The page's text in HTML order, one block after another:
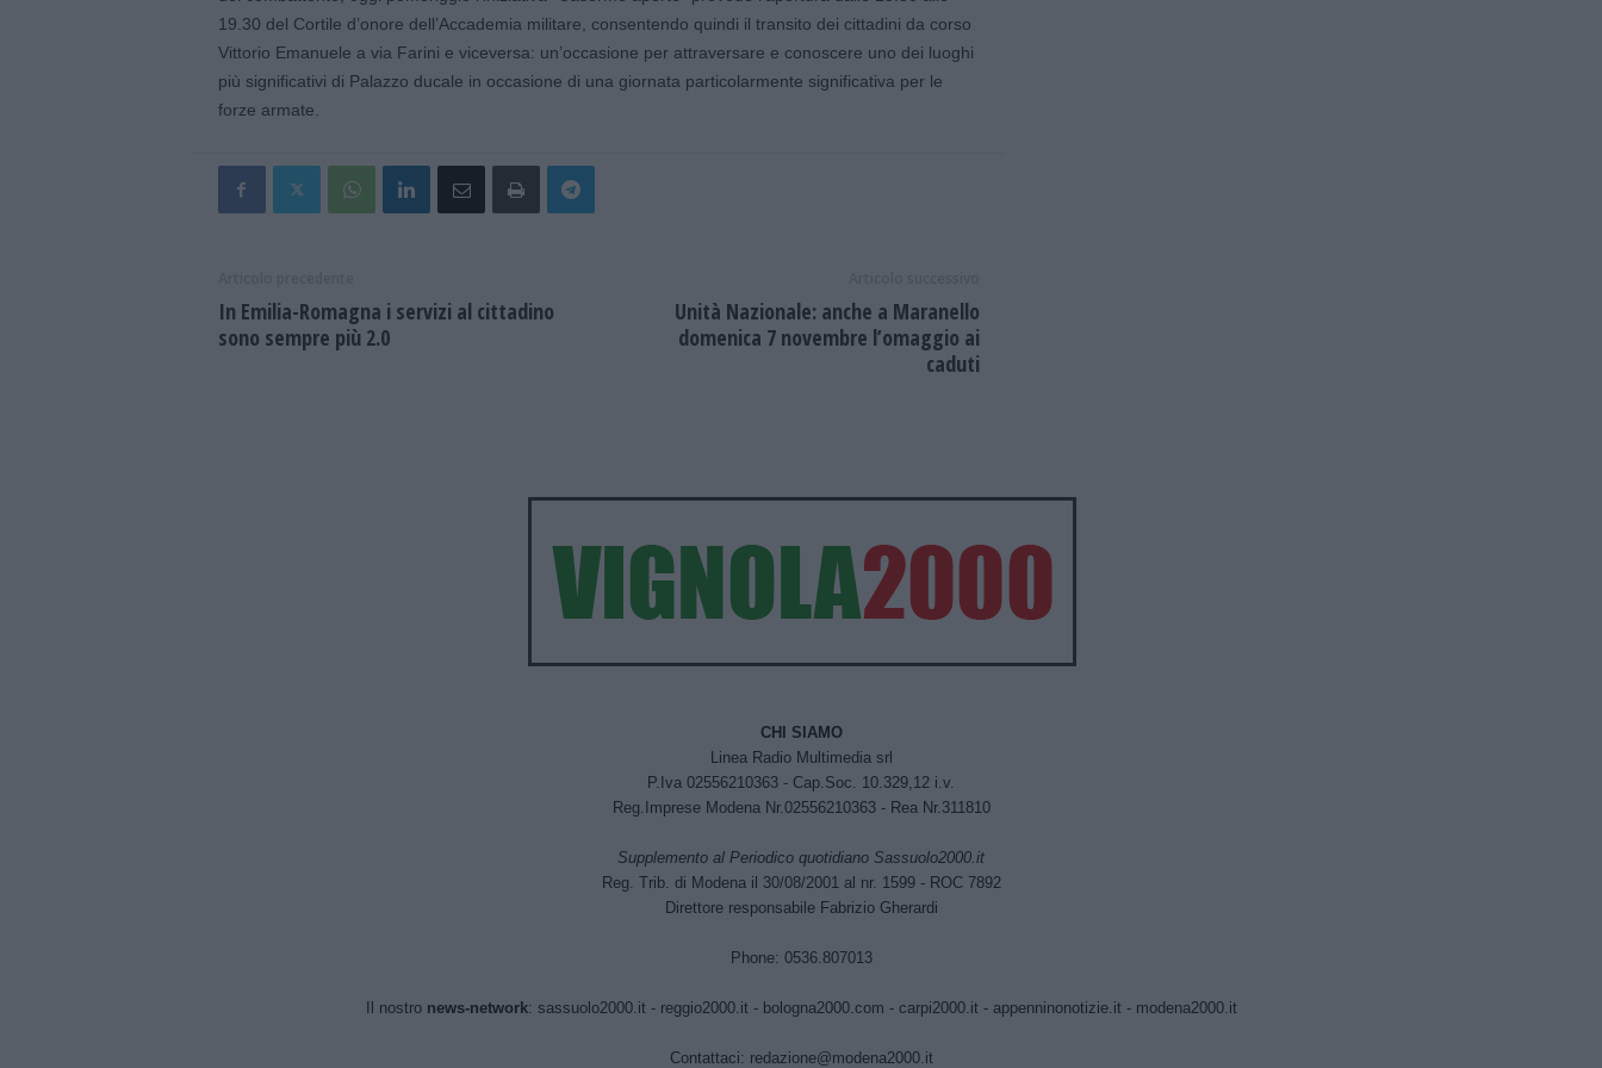
19.30 del Cortile d’onore dell’Accademia militare, consentendo quindi il transito dei cittadini da corso
Vittorio Emanuele a via Farini e viceversa: un’occasione per attraversare e conoscere uno dei luoghi
più significativi di Palazzo ducale in occasione di una giornata particolarmente significativa per le
forze armate.
In Emilia-Romagna i servizi al cittadino
sono sempre più 2.0
Unità Nazionale: anche a Maranello
domenica 7 novembre l’omaggio ai
caduti
CHI SIAMO
Linea Radio Multimedia srl
P.Iva 02556210363 - Cap.Soc. 10.329,12 i.v.
Reg.Imprese Modena Nr.02556210363 - Rea Nr.311810
Supplemento al Periodico quotidiano Sassuolo2000.it
Reg. Trib. di Modena il 30/08/2001 al nr. 1599 - ROC 7892
Direttore responsabile Fabrizio Gherardi
Phone: 0536.807013
Il nostro news-network: sassuolo2000.it- reggio2000.it - bologna2000.com - carpi2000.it- appenninonotizie.it- modena2000.it
Contattaci: redazione@modena2000.it